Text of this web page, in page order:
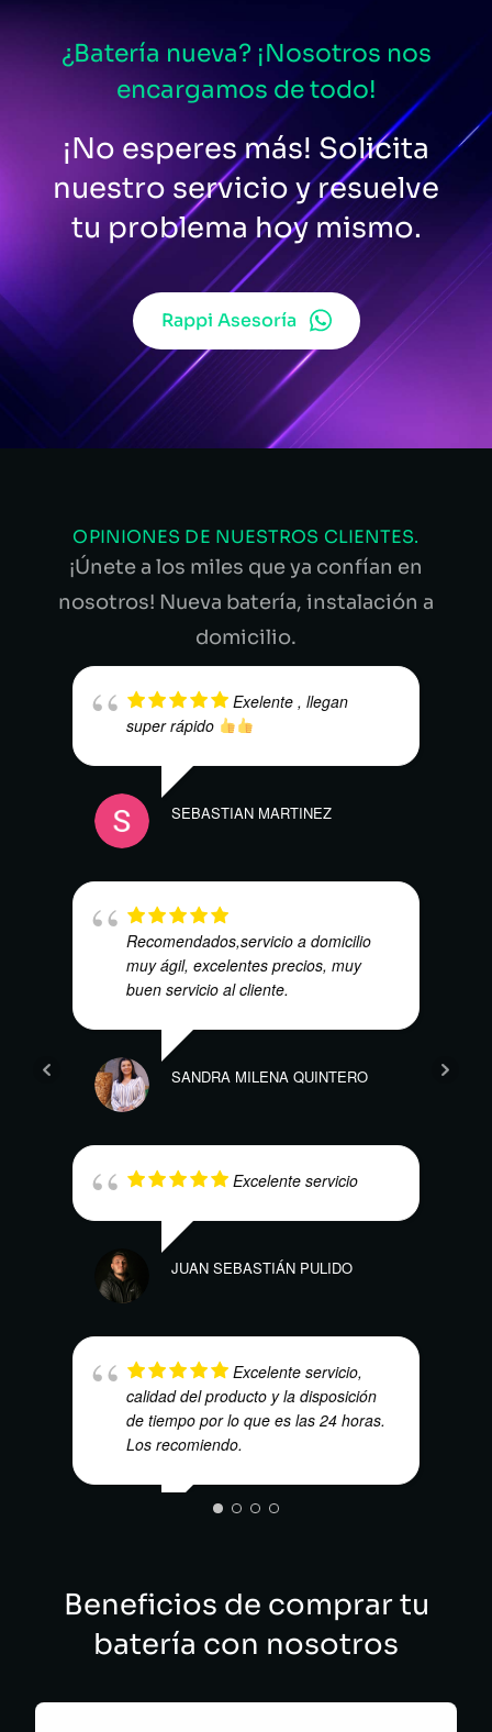
¿Batería nueva? ¡Nosotros nos
encargamos de todo!
¡No esperes más! Solicita
nuestro servicio y resuelve
tu problema hoy mismo.
Rappi Asesoría
OPINIONES DE NUESTROS CLIENTES.
¡Únete a los miles que ya confían en
nosotros! Nueva batería, instalación a
domicilio.
Exelente , llegan
super rápido
SEBASTIAN MARTINEZ
Recomendados,servicio a domicilio
muy ágil, excelentes precios, muy
buen servicio al cliente.
SANDRA MILENA QUINTERO
Excelente servicio
JUAN SEBASTIÁN PULIDO
Excelente servicio,
calidad del producto y la disposición
de tiempo por lo que es las 24 horas.
Los recomiendo.
Beneficios de comprar tu
batería con nosotros